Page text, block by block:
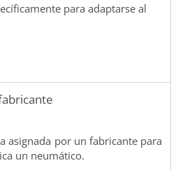
para adaptarse al
asignada por un fabricante para
un neumático.